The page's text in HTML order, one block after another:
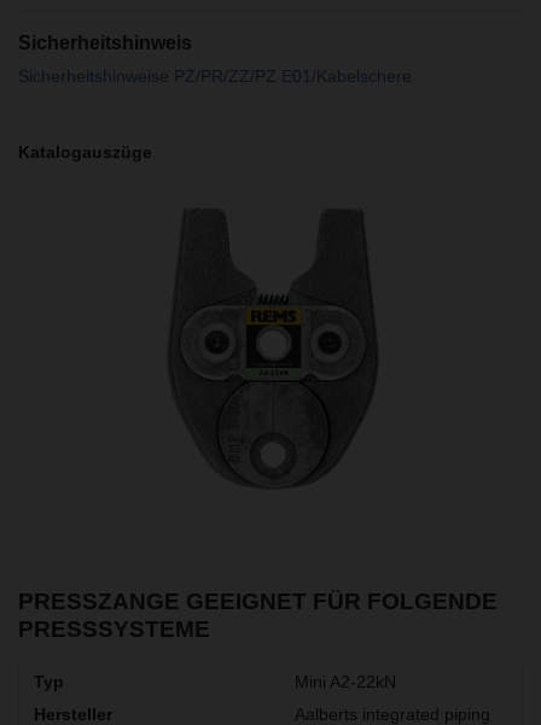
Sicherheitshinweis
Sicherheitshinweise PZ/PR/ZZ/PZ E01/Kabelschere
Katalogauszüge
PRESSZANGE GEEIGNET FÜR FOLGENDE
PRESSSYSTEME
Mini A2-22kN
Aalberts integrated piping